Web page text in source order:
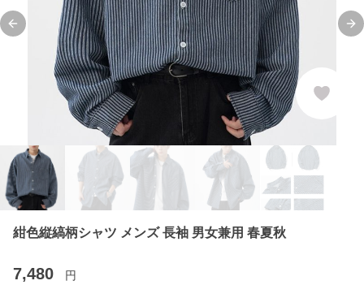
Previous slide
紺色縦縞柄シャツ メンズ 長袖 男女兼用 春夏秋
7,480 円